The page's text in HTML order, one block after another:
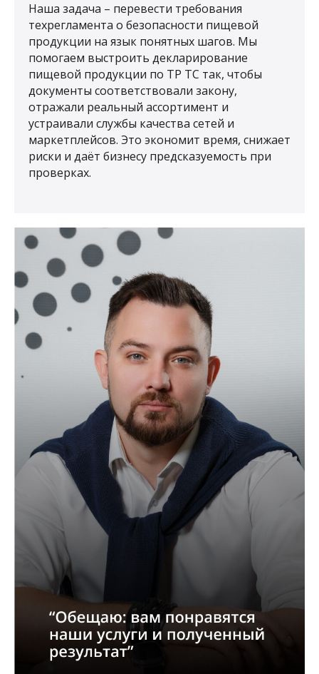
Наша задача – перевести требования
техрегламента о безопасности пищевой
продукции на язык понятных шагов. Мы
помогаем выстроить декларирование
пищевой продукции по ТР ТС так, чтобы
документы соответствовали закону,
отражали реальный ассортимент и
устраивали службы качества сетей и
маркетплейсов. Это экономит время, снижает
риски и даёт бизнесу предсказуемость при
проверках.